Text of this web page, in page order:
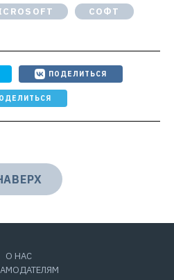
СОФТ
ПОДЕЛИТЬСЯ
О НАС